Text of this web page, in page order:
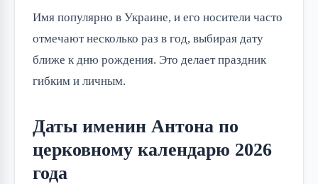
Имя популярно в Украине, и его носители часто
отмечают несколько раз в год, выбирая дату
ближе к дню рождения. Это делает праздник
гибким и личным.
Даты именин Антона по
церковному календарю 2026
года